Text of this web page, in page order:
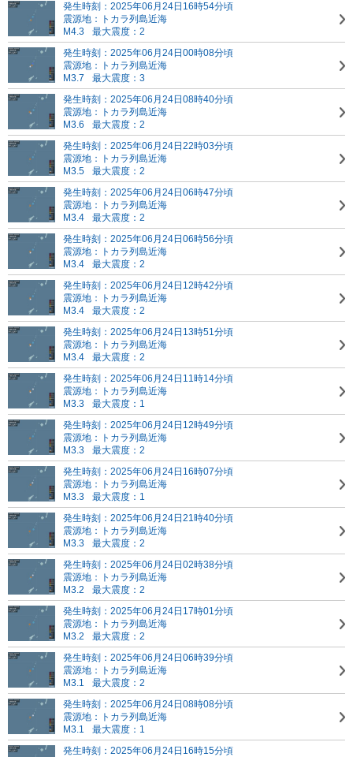
発生時刻：2025年06月24日16時54分頃
震源地：トカラ列島近海
M4.3
最大震度：2
発生時刻：2025年06月24日00時08分頃
震源地：トカラ列島近海
M3.7
最大震度：3
発生時刻：2025年06月24日08時40分頃
震源地：トカラ列島近海
M3.6
最大震度：2
発生時刻：2025年06月24日22時03分頃
震源地：トカラ列島近海
M3.5
最大震度：2
発生時刻：2025年06月24日06時47分頃
震源地：トカラ列島近海
M3.4
最大震度：2
発生時刻：2025年06月24日06時56分頃
震源地：トカラ列島近海
M3.4
最大震度：2
発生時刻：2025年06月24日12時42分頃
震源地：トカラ列島近海
M3.4
最大震度：2
発生時刻：2025年06月24日13時51分頃
震源地：トカラ列島近海
M3.4
最大震度：2
発生時刻：2025年06月24日11時14分頃
震源地：トカラ列島近海
M3.3
最大震度：1
発生時刻：2025年06月24日12時49分頃
震源地：トカラ列島近海
M3.3
最大震度：2
発生時刻：2025年06月24日16時07分頃
震源地：トカラ列島近海
M3.3
最大震度：1
発生時刻：2025年06月24日21時40分頃
震源地：トカラ列島近海
M3.3
最大震度：2
発生時刻：2025年06月24日02時38分頃
震源地：トカラ列島近海
M3.2
最大震度：2
発生時刻：2025年06月24日17時01分頃
震源地：トカラ列島近海
M3.2
最大震度：2
発生時刻：2025年06月24日06時39分頃
震源地：トカラ列島近海
M3.1
最大震度：2
発生時刻：2025年06月24日08時08分頃
震源地：トカラ列島近海
M3.1
最大震度：1
発生時刻：2025年06月24日16時15分頃